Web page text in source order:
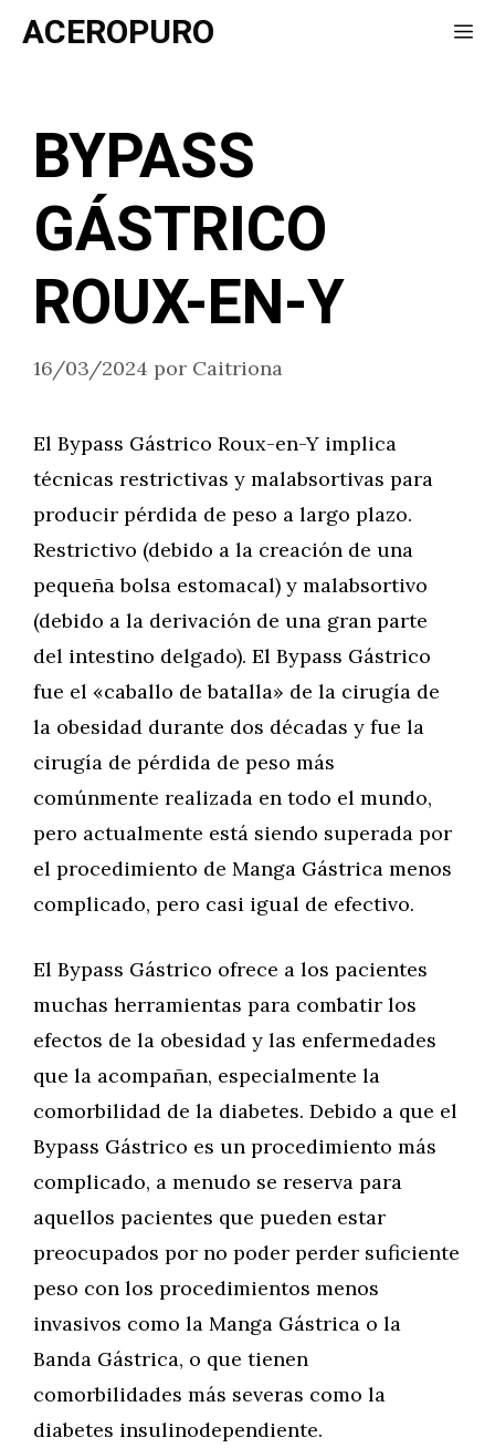
Saltar
ACEROPURO
BYPASS
GÁSTRICO
ROUX-EN-Y
16/03/2024 por Caitriona
El Bypass Gástrico Roux-en-Y implica
técnicas restrictivas y malabsortivas para
producir pérdida de peso a largo plazo.
Restrictivo (debido a la creación de una
pequeña bolsa estomacal) y malabsortivo
(debido a la derivación de una gran parte
del intestino delgado). El Bypass Gástrico
fue el «caballo de batalla» de la cirugía de
la obesidad durante dos décadas y fue la
cirugía de pérdida de peso más
comúnmente realizada en todo el mundo,
pero actualmente está siendo superada por
el procedimiento de Manga Gástrica menos
complicado, pero casi igual de efectivo.
El Bypass Gástrico ofrece a los pacientes
muchas herramientas para combatir los
efectos de la obesidad y las enfermedades
que la acompañan, especialmente la
comorbilidad de la diabetes. Debido a que el
Bypass Gástrico es un procedimiento más
complicado, a menudo se reserva para
aquellos pacientes que pueden estar
preocupados por no poder perder suficiente
peso con los procedimientos menos
invasivos como la Manga Gástrica o la
Banda Gástrica, o que tienen
comorbilidades más severas como la
diabetes insulinodependiente.